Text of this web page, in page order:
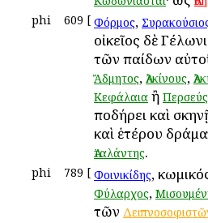
phi 609 [ Φόρμος,
οἰκεῖος δὲ
τῶν παίδων
Ἄδμητος, Ἀλκίνους,
Κεφάλαια ἢ Περσεύς
ποδήρει καὶ
καὶ ἑτέρου
Ἀταλάντης.
phi 789 [ Φοινικίδης,
Φύλαρχος,
τῶν